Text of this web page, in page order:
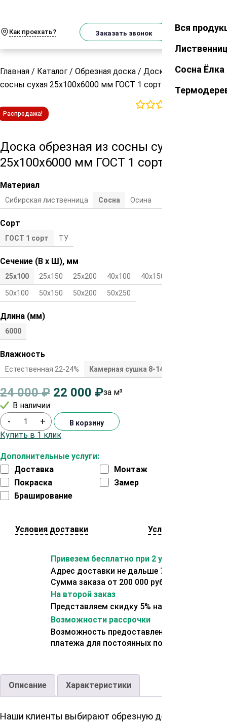
Как проехать? Заказать звонок Закрыть
Вся
Сосна Ёлка
Главная / Каталог / Обрезная доска / Доска обрезная из
сосны сухая 25х100х6000 мм ГОСТ 1 сорт
Распродажа!
Доска обрезная из сосны сухая
25х100х6000 мм ГОСТ 1 сорт
Материал
Сибирская лиственница Cосна Осина Сосна/ель
Сорт
ГОСТ 1 сорт ТУ
Сечение (В х Ш), мм
25х100 25х150 25х200 40х100 40х150
50х100 50х150 50х200 50х250
Длина (мм)
6000
Влажность
Естественная 22-24% Камерная сушка 8-14%
24 000₽ 22 000 ₽за м³
В наличии
Дополнительные услуги:
Доставка
Монтаж
Покраска
Замер
Браширование
- + В корзину
Купить в 1 клик
Условия доставки Условия оплаты
Привезем бесплатно при 2 условиях:
Адрес доставки не дальше 70 км от склада.
Сумма заказа от 200 000 рублей.
На второй заказ
Представляем скидку 5% на второй заказ
Возможности рассрочки
Возможность предоставления отсрочки
платежа для постоянных покупателей.
Описание Характеристики
Наши клиенты выбирают обрезную доску 25 х 100 х